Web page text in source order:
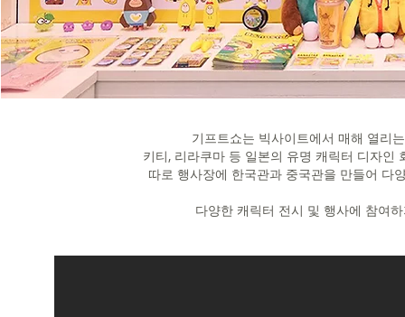
기프트쇼는 빅사이트에서 매해 열리
키티, 리라쿠마 등 일본의 유명 캐릭터 디자인
따로 행사장에 한국관과 중국관을 만들어
다양한 캐릭터 전시 및 행사에 참여